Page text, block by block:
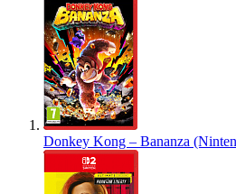
Donkey Kong – Bananza